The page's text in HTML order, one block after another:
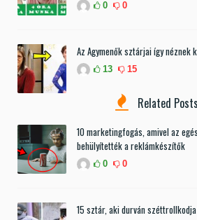
0 0
Az Agymenők sztárjai így néznek
13 15
Related Posts
10 marketingfogás, amivel az
behülyítették a reklámkészítők
0 0
15 sztár, aki durván